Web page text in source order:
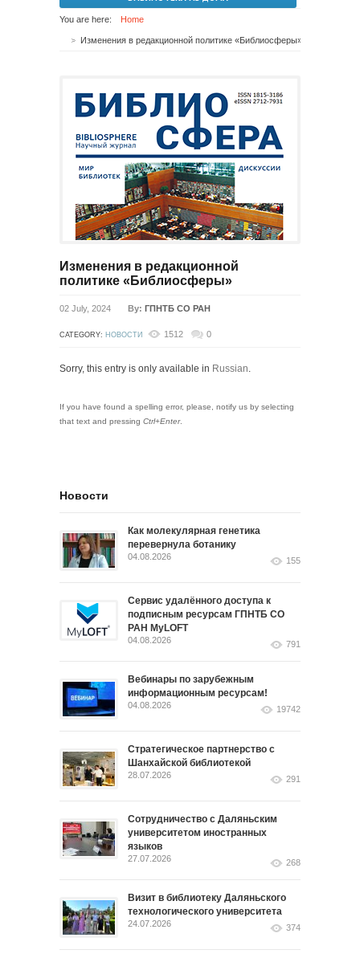
You are here: Home
Изменения в редакционной политике «Библиосферы»
Изменения в редакционной
политике «Библиосферы»
02 July, 2024 By: ГПНТБ СО РАН
CATEGORY: НОВОСТИ 1512 0
Sorry, this entry is only available in Russian.
If you have found a spelling error, please, notify us by selecting
that text and pressing Ctrl+Enter.
Новости
Как молекулярная генетика
перевернула ботанику
04.08.2026 155
Сервис удалённого доступа к
подписным ресурсам ГПНТБ СО
РАН MyLOFT
04.08.2026 791
Вебинары по зарубежным
информационным ресурсам!
04.08.2026 19742
Стратегическое партнерство с
Шанхайской библиотекой
28.07.2026 291
Сотрудничество с Даляньским
университетом иностранных
языков
27.07.2026 268
Визит в библиотеку Даляньского
технологического университета
24.07.2026 374